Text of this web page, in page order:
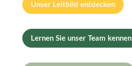
Unser Leitbild entdecken
Lernen Sie unser Team kennen